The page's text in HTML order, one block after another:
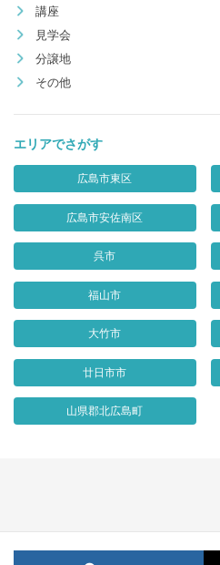
講座
見学会
分譲地
その他
エリアでさがす
広島市東区
広島市安佐南区
呉市
福山市
大竹市
廿日市市
山県郡北広島町